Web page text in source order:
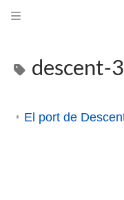
descent-3